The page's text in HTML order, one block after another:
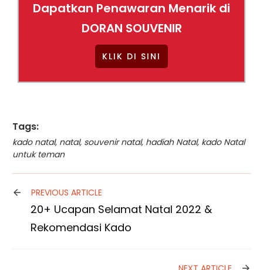
Dapatkan Penawaran Menarik di
DORAN SOUVENIR
KLIK DI SINI
Tags:
kado natal, natal, souvenir natal, hadiah Natal, kado Natal
untuk teman
PREVIOUS ARTICLE
20+ Ucapan Selamat Natal 2022 &
Rekomendasi Kado